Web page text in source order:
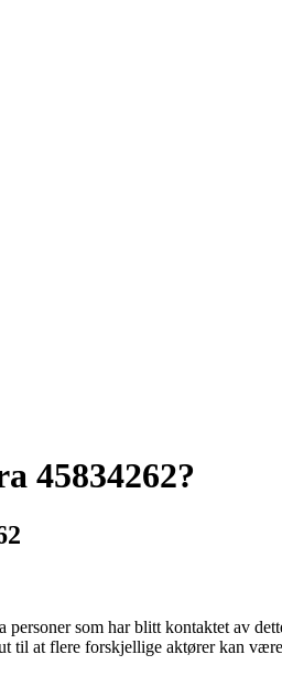
45834262?
som har blitt kontaktet av
til at flere forskjellige aktører kan